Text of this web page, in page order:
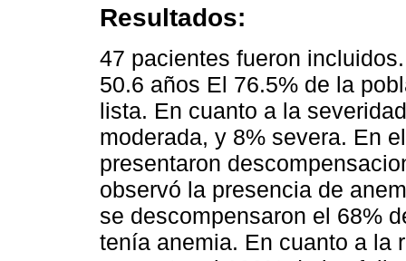
Resultados:
47 pacientes fueron
50.6 años El 76.5% de la
lista. En cuanto a la
moderada, y 8% severa. En
presentaron
observó la presencia de
se descompensaron el 68%
tenía anemia. En cuanto a la